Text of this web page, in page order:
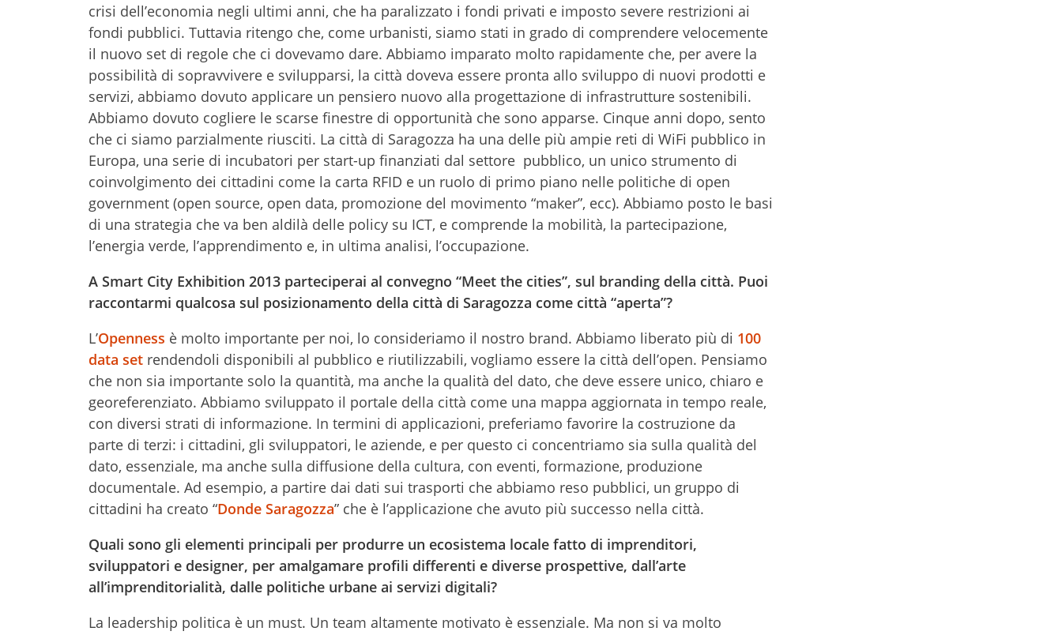
crisi dell’economia negli ultimi anni, che ha paralizzato i fondi privati e imposto severe restrizioni ai
fondi pubblici. Tuttavia ritengo che, come urbanisti, siamo stati in grado di comprendere velocemente
il nuovo set di regole che ci dovevamo dare. Abbiamo imparato molto rapidamente che, per avere la
possibilità di sopravvivere e svilupparsi, la città doveva essere pronta allo sviluppo di nuovi prodotti e
servizi, abbiamo dovuto applicare un pensiero nuovo alla progettazione di infrastrutture sostenibili.
Abbiamo dovuto cogliere le scarse finestre di opportunità che sono apparse. Cinque anni dopo, sento
che ci siamo parzialmente riusciti. La città di Saragozza ha una delle più ampie reti di WiFi pubblico in
Europa, una serie di incubatori per start-up finanziati dal settore pubblico, un unico strumento di
coinvolgimento dei cittadini come la carta RFID e un ruolo di primo piano nelle politiche di open
government (open source, open data, promozione del movimento “maker”, ecc). Abbiamo posto le basi
di una strategia che va ben aldilà delle policy su ICT, e comprende la mobilità, la partecipazione,
l’energia verde, l’apprendimento e, in ultima analisi, l’occupazione.
A Smart City Exhibition 2013 parteciperai al convegno “Meet the cities”, sul branding della città. Puoi
raccontarmi qualcosa sul posizionamento della città di Saragozza come città “aperta”?
L’Openness è molto importante per noi, lo consideriamo il nostro brand. Abbiamo liberato più di 100
data set rendendoli disponibili al pubblico e riutilizzabili, vogliamo essere la città dell’open. Pensiamo
che non sia importante solo la quantità, ma anche la qualità del dato, che deve essere unico, chiaro e
georeferenziato. Abbiamo sviluppato il portale della città come una mappa aggiornata in tempo reale,
con diversi strati di informazione. In termini di applicazioni, preferiamo favorire la costruzione da
parte di terzi: i cittadini, gli sviluppatori, le aziende, e per questo ci concentriamo sia sulla qualità del
dato, essenziale, ma anche sulla diffusione della cultura, con eventi, formazione, produzione
documentale. Ad esempio, a partire dai dati sui trasporti che abbiamo reso pubblici, un gruppo di
cittadini ha creato “Donde Saragozza” che è l’applicazione che avuto più successo nella città.
Quali sono gli elementi principali per produrre un ecosistema locale fatto di imprenditori,
sviluppatori e designer, per amalgamare profili differenti e diverse prospettive, dall’arte
all’imprenditorialità, dalle politiche urbane ai servizi digitali?
La leadership politica è un must. Un team altamente motivato è essenziale. Ma non si va molto